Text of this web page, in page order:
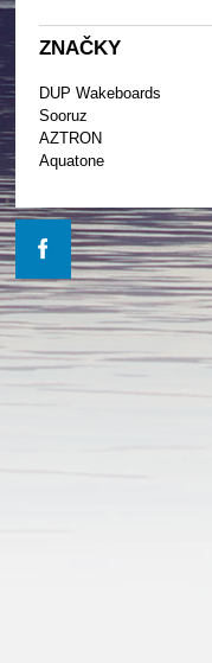
ZNAČKY
DUP Wakeboards
Sooruz
AZTRON
Aquatone